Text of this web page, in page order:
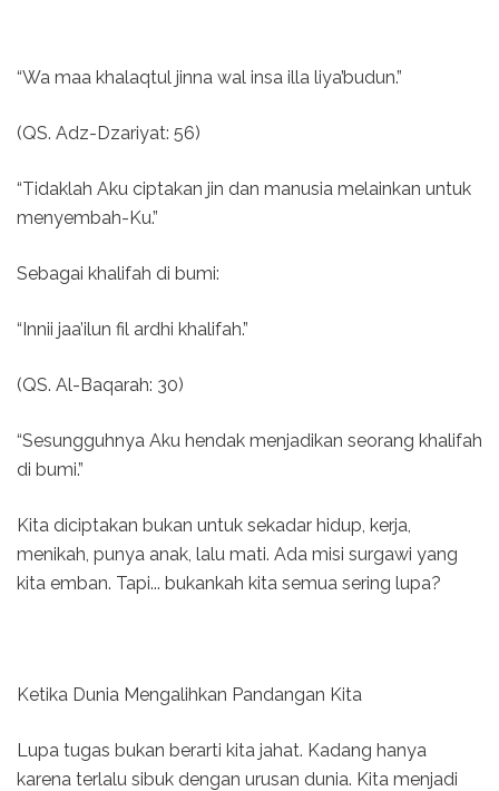
“Wa maa khalaqtul jinna wal insa illa liya’budun.”
(QS. Adz-Dzariyat: 56)
“Tidaklah Aku ciptakan jin dan manusia melainkan untuk
menyembah-Ku.”
Sebagai khalifah di bumi:
“Innii jaa’ilun fil ardhi khalifah.”
(QS. Al-Baqarah: 30)
“Sesungguhnya Aku hendak menjadikan seorang khalifah
di bumi.”
Kita diciptakan bukan untuk sekadar hidup, kerja,
menikah, punya anak, lalu mati. Ada misi surgawi yang
kita emban. Tapi... bukankah kita semua sering lupa?
Ketika Dunia Mengalihkan Pandangan Kita
Lupa tugas bukan berarti kita jahat. Kadang hanya
karena terlalu sibuk dengan urusan dunia. Kita menjadi